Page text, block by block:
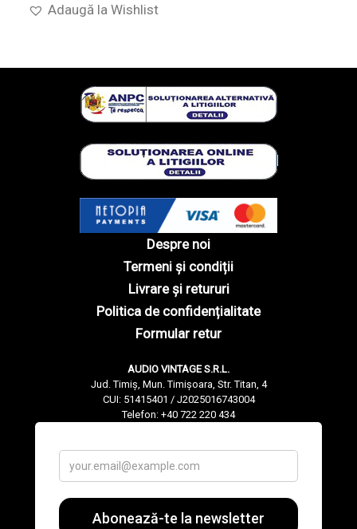
Adaugă la Wishlist
Despre noi
Termeni și condiții
Livrare și retururi
Politica de confidențialitate
Formular retur
AUDIO VINTAGE S.R.L.
Jud. Timiș, Mun. Timișoara, Str. Titan, 4
CUI: 51415401 / J2025016743004
Telefon: +40 722 220 434